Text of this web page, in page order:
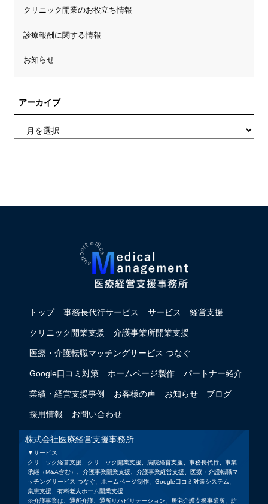
クリニック開業のお役立ち情報
診療報酬に関する情報
お知らせ
アーカイブ
トップ 事務長代行サービス サービス 経営支援
クリニック開業支援 介護事業所開業支援
医療・介護転職マッチングサービス つなぐ
Google口コミ対策 ホームページ製作 パートナー紹介
業績・経営支援事例 お客様の声 お知らせ ブログ
採用情報 お問い合わせ
株式会社医療経営支援事務所
▼サービス
クリニック経営支援、クリニック開業支援、病院経営支援、事務長代行、事業
承継（M&A含む）、介護事業開業支援、介護事業経営支援、医療・介護転職マ
ッチングサービス つなぐ、ホームページ制作、Google口コミ対策システム、
集患支援、有料老人ホーム開業支援
※介護事業は、通所介護、通所リハビリテーション、居宅介護支援事業所、訪